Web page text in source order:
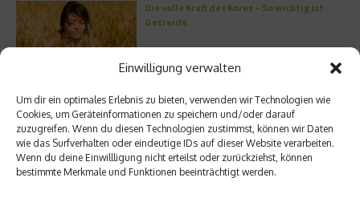
Einwilligung verwalten
Um dir ein optimales Erlebnis zu bieten, verwenden wir Technologien wie
Cookies, um Geräteinformationen zu speichern und/oder darauf
zuzugreifen. Wenn du diesen Technologien zustimmst, können wir Daten
wie das Surfverhalten oder eindeutige IDs auf dieser Website verarbeiten.
Wenn du deine Einwillligung nicht erteilst oder zurückziehst, können
bestimmte Merkmale und Funktionen beeinträchtigt werden.
Die volle Kraft des Korns – So wichtig ist
Getreide
Entzündung der Nebenhöhlen: Symptome
und verschiedene Formen